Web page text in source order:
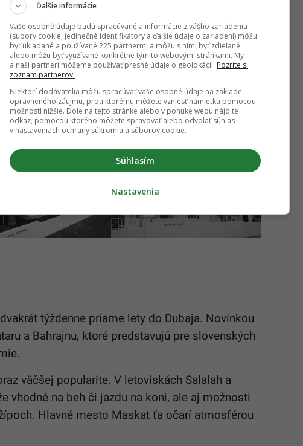
zabezpečí tri lety týždenne na letisko
môžeš využiť prestupové lety do Kirgizska,
Turecka určite ocenia možnosť navštíviť
až 170 teplovzdušných balónov s 2 000
vily na moderný dom na
týždenne priame lety do Dubaja. Novinkou
a Bahrajnu, ktoré predstavujú pre slovenských
väčšej popularite. V letoviskách Salalah a
vhodné na beh či jazdu na koni, ale aj možnosti
Hlavné mesto Maskat ťa očarí atmosférou
Ďalšie informácie
Vaše osobné údaje budú spracúvané a informácie z vášho zariadenia
(súbory cookie, jedinečné identifikátory a ďalšie údaje o zariadení) môžu
byť ukladané a používané 225 partnermi a môžu s nimi byť zdieľané
alebo môžu byť využívané konkrétne týmito webovými stránkami. My
a naši partneri môžeme používať presné údaje o geolokácii. Pozrite si
zoznam partnerov.
Niektorí dodávatelia môžu spracúvať vaše osobné údaje na základe
oprávneného záujmu, proti ktorému môžete vzniesť námietku pomocou
možností nižšie. Dole na tejto stránke alebo v ponuke webu nájdite
odkaz, pomocou ktorého môžete spravovať alebo odvolať súhlas
v nastaveniach ochrany súkromia a súborov cookie.
Súhlasím
Nastavenia